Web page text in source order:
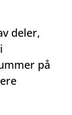
deler,
på